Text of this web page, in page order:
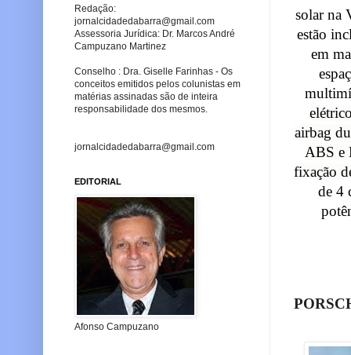
solar na
estão
em
airbag
ABS e
fixação
de 4
Redação:
jornalcidadedabarra@gmail.com
Assessoria Jurídica: Dr. Marcos André
Campuzano Martinez
Conselho : Dra. Giselle Farinhas - Os
conceitos emitidos pelos colunistas em
matérias assinadas são de inteira
responsabilidade dos mesmos.
jornalcidadedabarra@gmail.com
EDITORIAL
Afonso Campuzano